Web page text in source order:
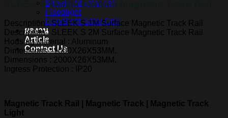
Streetlight solar cell
Floodlight
Floodlight Solar Cell
ผลงาน
Article
Contact Us
SLEEK S 1M/2M Surface Magnetic Track Rail
Description : SLEEK S 1M Surface Magnetic Track Rail
Description : SLEEK S 2M Surface Magnetic Track Rail
Housing Material : Aluminum
Dimensions : 1000X26X53MM.
Dimensions : 2000X26X53MM.
Ingress Protection : IP20
Magnetic Track Rail | Magnetic Track | Magnetic Track
Light